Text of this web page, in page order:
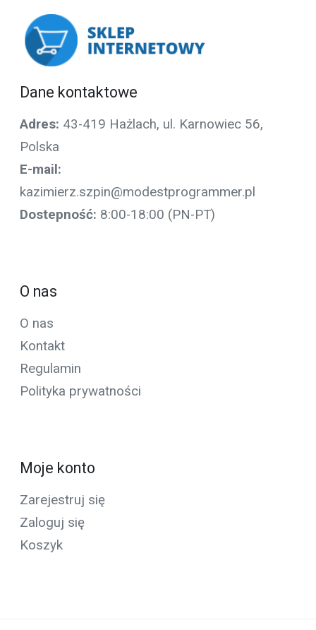
Dane kontaktowe
Adres: 43-419 Hażlach, ul. Karnowiec 56,
Polska
E-mail:
kazimierz.szpin@modestprogrammer.pl
Dostepność: 8:00-18:00 (PN-PT)
O nas
O nas
Kontakt
Regulamin
Polityka prywatności
Moje konto
Zarejestruj się
Zaloguj się
Koszyk